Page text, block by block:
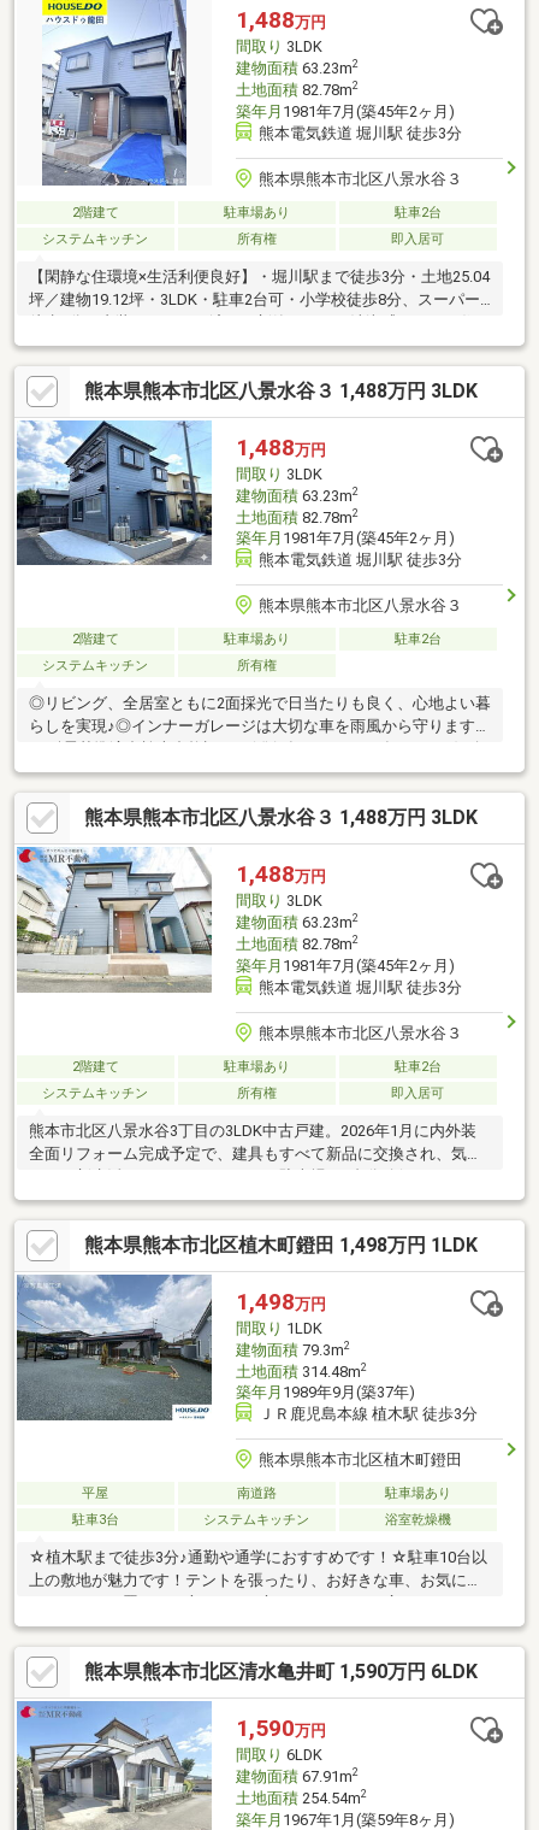
1,488万円
間取り 3LDK
建物面積63.23m2
土地面積82.78m2
築年月 1981年7月(築45年2ヶ月)
熊本電気鉄道 堀川駅 徒歩3分
熊本県熊本市北区八景水谷３
2階建て 駐車場あり
駐車2台
システムキッチン
所有権 即入居可
【閑静な住環境×生活利便良好】・堀川駅まで徒歩3分・土地25.04
坪／建物19.12坪・3LDK・駐車2台可・小学校徒歩8分、スーパー
徒歩9分・内装リフォーム済み、新築のような清潔感あふれる住ま
い※耐震基準適合証明書発行費用：33、000円
熊本県熊本市北区八景水谷３ 1,488万円 3LDK
1,488万円
間取り 3LDK
建物面積63.23m2
土地面積82.78m2
築年月 1981年7月(築45年2ヶ月)
熊本電気鉄道 堀川駅 徒歩3分
熊本県熊本市北区八景水谷３
2階建て 駐車場あり
駐車2台
システムキッチン
所有権
◎リビング、全居室ともに2面採光で日当たりも良く、心地よい暮
らしを実現♪◎インナーガレージは大切な車を雨風から守ります
蟻予防工事済み(施工日：2025年12月2日)
熊本県熊本市北区八景水谷３ 1,488万円 3LDK
1,488万円
間取り 3LDK
建物面積63.23m2
土地面積82.78m2
築年月 1981年7月(築45年2ヶ月)
熊本電気鉄道 堀川駅 徒歩3分
熊本県熊本市北区八景水谷３
2階建て 駐車場あり
駐車2台
システムキッチン
所有権 即入居可
熊本市北区八景水谷3丁目の3LDK中古戸建。2026年1月に内外装
全面リフォーム完成予定で、建具もすべて新品に交換され、気持
ちよく新生活をスタートできます。駐車場は2台分確保されてお
り、ご家族でのお車利用にも安心。使い勝手の良い3LDKの間取り
で、ファミリー層にもおすすめです。最寄り駅まで徒歩約3分の好
立地で、通勤・通学にも便利な住環境が魅力の一邸です。是非一
度現地をご覧ください！
熊本県熊本市北区植木町鐙田 1,498万円 1LDK
1,498万円
間取り 1LDK
建物面積79.3m2
土地面積314.48m2
築年月 1989年9月(築37年)
ＪＲ鹿児島本線 植木駅 徒歩3分
熊本県熊本市北区植木町鐙田
平屋 南道路
駐車場あり
駐車3台
システムキッチン 浴室乾燥機
☆植木駅まで徒歩3分♪通勤や通学におすすめです！☆駐車10台以
上の敷地が魅力です！テントを張ったり、お好きな車、お気に入
♪☆熊本西環状道路に乗るのに車で9分！熊本駅方面へのアクセス
もしやすいです◎○JR鹿児島本線/植木駅 徒歩3分（約200m）○
ドラッグストアコスモス 植木南店 車5分（約2700m）○ホームセ
ンターグッデイ 植木店 車6分（約3000m）○九州産交バス/バス
停【荻迫】 徒歩15分（約1200m）○下硯川インターチェンジ入
口 車9分（約4500m）
熊本県熊本市北区清水亀井町 1,590万円 6LDK
1,590万円
間取り 6LDK
建物面積67.91m2
土地面積254.54m2
築年月 1967年1月(築59年8ヶ月)